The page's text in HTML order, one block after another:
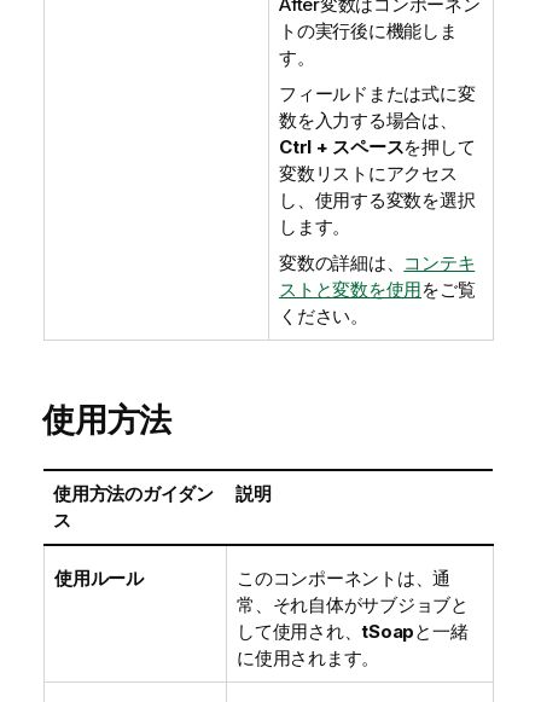
トの実行後に機能しま
す。
フィールドまたは式に変
数を入力する場合は、
Ctrl + スペースを押して
変数リストにアクセス
し、使用する変数を選択
します。
変数の詳細は、 コンテキ
ストと変数を使用をご覧
ください。
使用方法
使用方法のガイダン
ス
説明
使用ルール
このコンポーネントは、通
常、それ自体がサブジョブと
して使用され、tSoapと一緒
に使用されます。